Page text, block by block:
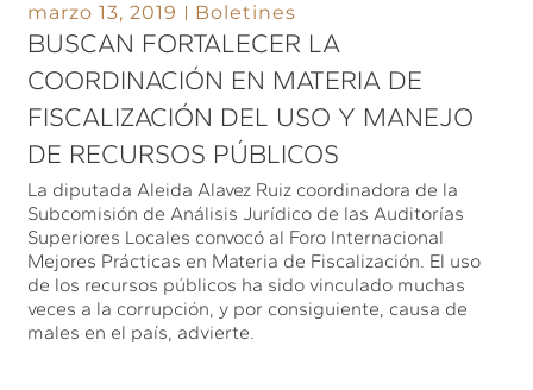
marzo 13, 2019 Boletines
BUSCAN FORTALECER LA
COORDINACIÓN EN MATERIA DE
FISCALIZACIÓN DEL USO Y MANEJO
DE RECURSOS PÚBLICOS
La diputada Aleida Alavez Ruiz coordinadora de la
Subcomisión de Análisis Jurídico de las Auditorías
Superiores Locales convocó al Foro Internacional
Mejores Prácticas en Materia de Fiscalización. El uso
de los recursos públicos ha sido vinculado muchas
veces a la corrupción, y por consiguiente, causa de
males en el país, advierte.